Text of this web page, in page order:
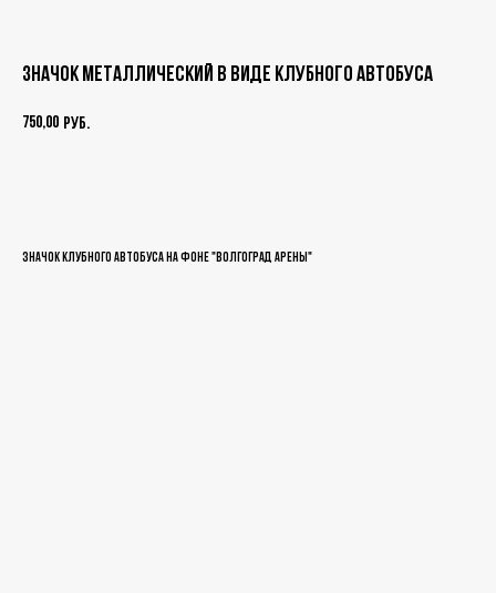
Значок металлический в виде клубного автобуса
750,00 руб.
Значок клубного автобуса на фоне "Волгоград Арены"